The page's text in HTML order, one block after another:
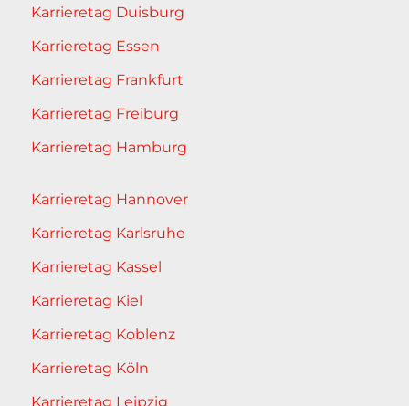
Karrieretag Duisburg
Karrieretag Essen
Karrieretag Frankfurt
Karrieretag Freiburg
Karrieretag Hamburg
Karrieretag Hannover
Karrieretag Karlsruhe
Karrieretag Kassel
Karrieretag Kiel
Karrieretag Koblenz
Karrieretag Köln
Karrieretag Leipzig